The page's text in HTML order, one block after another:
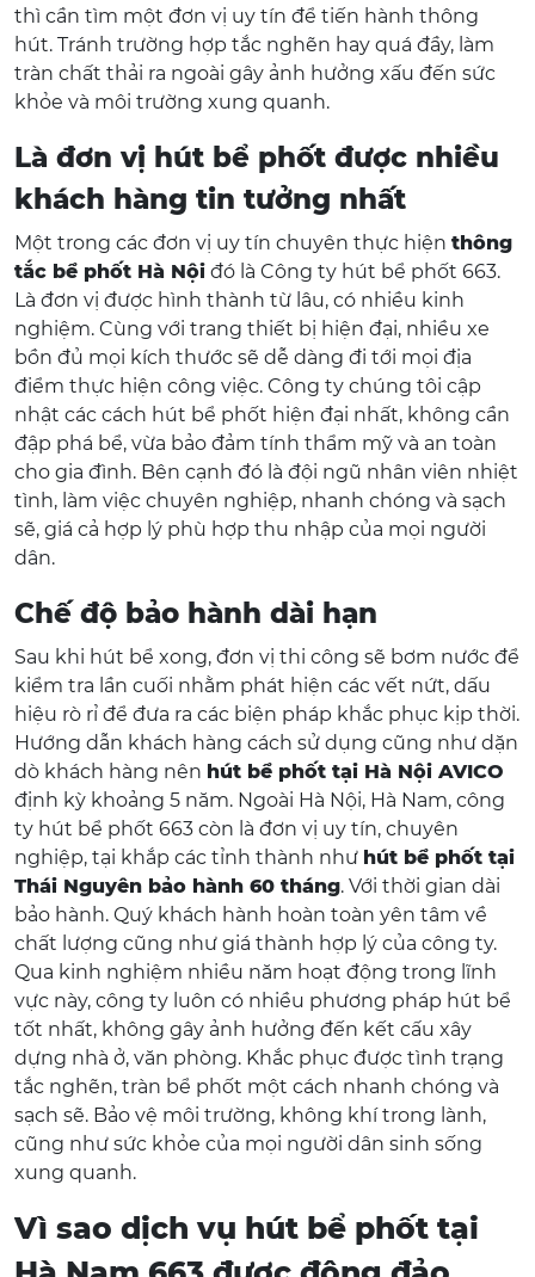
thì cần tìm một đơn vị uy tín để tiến hành thông
hút. Tránh trường hợp tắc nghẽn hay quá đầy, làm
tràn chất thải ra ngoài gây ảnh hưởng xấu đến sức
khỏe và môi trường xung quanh.
Là đơn vị hút bể phốt được nhiều
khách hàng tin tưởng nhất
Một trong các đơn vị uy tín chuyên thực hiện thông
tắc bể phốt Hà Nội đó là Công ty hút bể phốt 663.
Là đơn vị được hình thành từ lâu, có nhiều kinh
nghiệm. Cùng với trang thiết bị hiện đại, nhiều xe
bồn đủ mọi kích thước sẽ dễ dàng đi tới mọi địa
điểm thực hiện công việc. Công ty chúng tôi cập
nhật các cách hút bể phốt hiện đại nhất, không cần
đập phá bể, vừa bảo đảm tính thẩm mỹ và an toàn
cho gia đình. Bên cạnh đó là đội ngũ nhân viên nhiệt
tình, làm việc chuyên nghiệp, nhanh chóng và sạch
sẽ, giá cả hợp lý phù hợp thu nhập của mọi người
dân.
Chế độ bảo hành dài hạn
Sau khi hút bể xong, đơn vị thi công sẽ bơm nước để
kiểm tra lần cuối nhằm phát hiện các vết nứt, dấu
hiệu rò rỉ để đưa ra các biện pháp khắc phục kịp thời.
Hướng dẫn khách hàng cách sử dụng cũng như dặn
dò khách hàng nên hút bể phốt tại Hà Nội AVICO
định kỳ khoảng 5 năm. Ngoài Hà Nội, Hà Nam, công
ty hút bể phốt 663 còn là đơn vị uy tín, chuyên
nghiệp, tại khắp các tỉnh thành như hút bể phốt tại
Thái Nguyên bảo hành 60 tháng. Với thời gian dài
bảo hành. Quý khách hành hoàn toàn yên tâm về
chất lượng cũng như giá thành hợp lý của công ty.
Qua kinh nghiệm nhiều năm hoạt động trong lĩnh
vực này, công ty luôn có nhiều phương pháp hút bể
tốt nhất, không gây ảnh hưởng đến kết cấu xây
dựng nhà ở, văn phòng. Khắc phục được tình trạng
tắc nghẽn, tràn bể phốt một cách nhanh chóng và
sạch sẽ. Bảo vệ môi trường, không khí trong lành,
cũng như sức khỏe của mọi người dân sinh sống
xung quanh.
Vì sao dịch vụ hút bể phốt tại